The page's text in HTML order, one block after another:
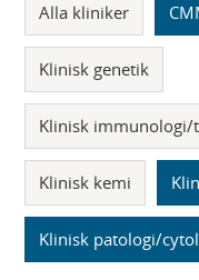
Alla kliniker
Klinisk genetik
Klinisk immunologi/
Klinisk kemi
Klinisk patologi/